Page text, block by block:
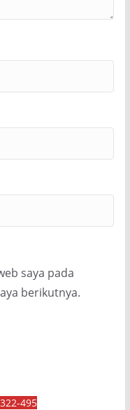
saya pada
berikutnya.
495